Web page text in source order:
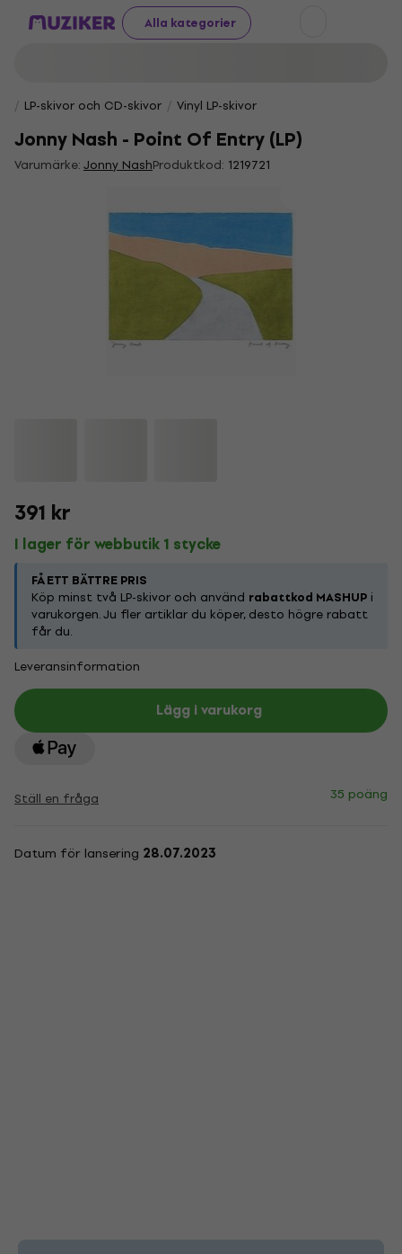
Alla kategorier
LP-skivor och CD-skivor Vinyl LP-skivor
Jonny Nash - Point Of Entry (LP)
Varumärke:Jonny NashProduktkod: 1219721
391 kr
I lager för webbutik 1 stycke
FÅ ETT BÄTTRE PRIS
Köp minst två LP-skivor och använd rabattkod MASHUP i
varukorgen. Ju fler artiklar du köper, desto högre rabatt
får du.
Leveransinformation
Lägg i varukorg
Ställ en fråga 35 poäng
Datum för lansering 28.07.2023